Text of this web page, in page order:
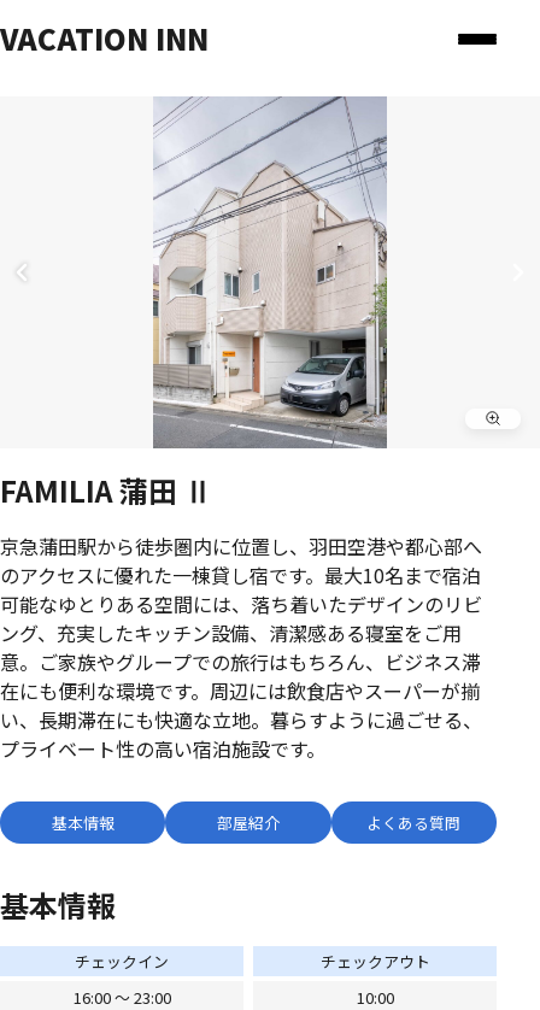
VACATION INN
FAMILIA 蒲田 Ⅱ
京急蒲田駅から徒歩圏内に位置し、羽田空港や都心部へ
のアクセスに優れた一棟貸し宿です。最大10名まで宿泊
可能なゆとりある空間には、落ち着いたデザインのリビ
ング、充実したキッチン設備、清潔感ある寝室をご用
意。ご家族やグループでの旅行はもちろん、ビジネス滞
在にも便利な環境です。周辺には飲食店やスーパーが揃
い、長期滞在にも快適な立地。暮らすように過ごせる、
プライベート性の高い宿泊施設です。
基本情報 部屋紹介 よくある質問
基本情報
チェックイン
16:00 〜 23:00
チェックアウト
10:00